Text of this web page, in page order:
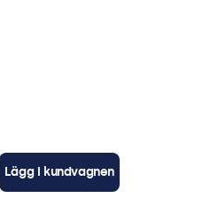
Lägg i kundvagnen